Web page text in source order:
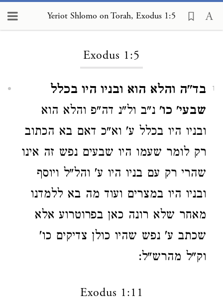
Yeriot Shlomo on Torah, Exodus 1:5
Exodus 1:5
1
בד"ה והלא הוא ובניו היו בכלל
שבעי' כו' נ"ב ול"נ דה"פ והלא הוא
ובניו היו בכלל ע' וא"כ דאם בא הכתוב
רק לומר שעמו היו שבעים נפש זה אינו
שהרי רק עם בניו היו ע' והל"ל ויוסף
ובניו היו במצרים ועוד מה בא ללמדנו
מאחר שלא רונה כאן בפרוטרוע אלא
שכתב ע' נפש שהיו כולן צדיקים כו'
וק"ל מהרש"ל:
Exodus 1:11